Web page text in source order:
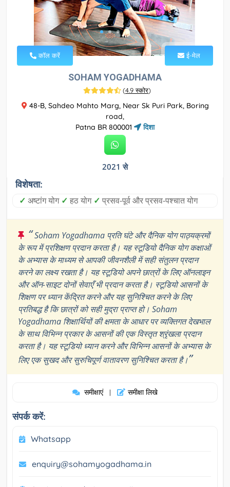
कॉल करें ई-मेल
SOHAM YOGADHAMA
(4.9 स्कोर)
48-B, Sahdeo Mahto Marg, Near Sk Puri Park, Boring
road,
Patna BR 800001
दिशा
2021 से
विशेषता:
✓ अष्टांग योग ✓ हठ योग ✓ प्रसव-पूर्व और प्रसव-पश्चात योग
“Soham Yogadhama प्रति घंटे और दैनिक योग पाठ्यक्रमों
के रूप में प्रशिक्षण प्रदान करता है। यह स्टूडियो दैनिक योग कक्षाओं
के अभ्यास के माध्यम से आपकी जीवनशैली में सही संतुलन प्रदान
करने का लक्ष्य रखता है। यह स्टूडियो अपने छात्रों के लिए ऑनलाइन
और ऑन-साइट दोनों सेवाएँ भी प्रदान करता है। स्टूडियो आसनों के
शिक्षण पर ध्यान केंद्रित करने और यह सुनिश्चित करने के लिए
प्रतिबद्ध है कि छात्रों को सही मुद्रा प्राप्त हो। Soham
Yogadhama शिक्षार्थियों की क्षमता के आधार पर व्यक्तिगत देखभाल
के साथ विभिन्न प्रकार के आसनों की एक विस्तृत श्रृंखला प्रदान
करता है। यह स्टूडियो ध्यान करने और विभिन्न आसनों के अभ्यास के
लिए एक सुखद और सुरुचिपूर्ण वातावरण सुनिश्चित करता है।”
समीक्षाएं | समीक्षा लिखे
संपर्क करें:
Whatsapp
enquiry@sohamyogadhama.in